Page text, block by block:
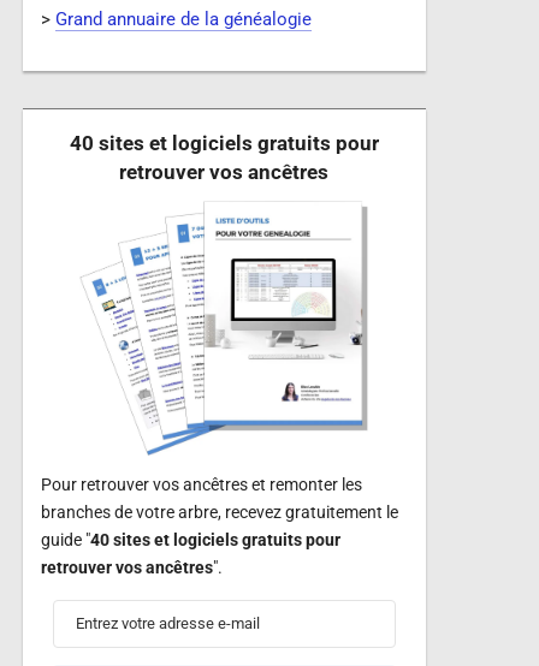
>Grand annuaire de la généalogie
40 sites et logiciels gratuits pour
retrouver vos ancêtres
Pour retrouver vos ancêtres et remonter les
branches de votre arbre, recevez gratuitement le
guide "40 sites et logiciels gratuits pour
retrouver vos ancêtres".